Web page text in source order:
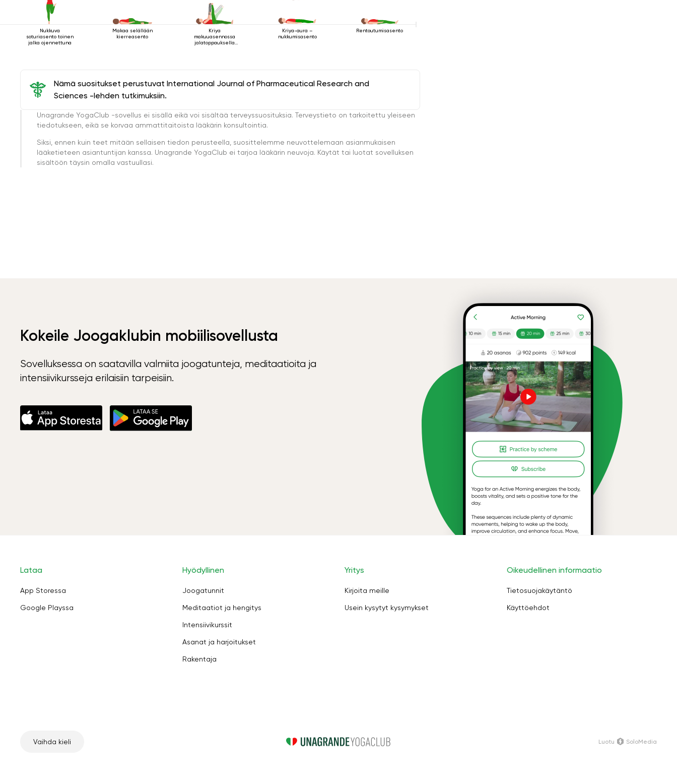
Nukkuva
soturiasento toinen
jalka ojennettuna
Makaa selällään
kierreasento
Kriya
makuuasennossa
jalatoppauksella
Kriya-aura –
nukkumisasento
Rentoutumisasento
Nämä suositukset perustuvat International Journal of Pharmaceutical Research and
Sciences -lehden tutkimuksiin.
Unagrande YogaClub -sovellus ei sisällä eikä voi sisältää terveyssuosituksia. Terveystieto on tarkoitettu yleiseen
tiedotukseen, eikä se korvaa ammattitaitoista lääkärin konsultointia.
Siksi, ennen kuin teet mitään sellaisen tiedon perusteella, suosittelemme neuvottelemaan asianmukaisen
lääketieteen asiantuntijan kanssa. Unagrande YogaClub ei tarjoa lääkärin neuvoja. Käytät tai luotat sovelluksen
sisältöön täysin omalla vastuullasi.
Kokeile Joogaklubin mobiilisovellusta
Sovelluksessa on saatavilla valmiita joogatunteja, meditaatioita ja
intensiivikursseja erilaisiin tarpeisiin.
Lataa
App Storessa
Google Playssa
Hyödyllinen
Joogatunnit
Meditaatiot ja hengitys
Intensiivikurssit
Asanat ja harjoitukset
Rakentaja
Yritys
Kirjoita meille
Usein kysytyt kysymykset
Oikeudellinen informaatio
Tietosuojakäytäntö
Käyttöehdot
Vaihda kieli Luotu SoloMedia